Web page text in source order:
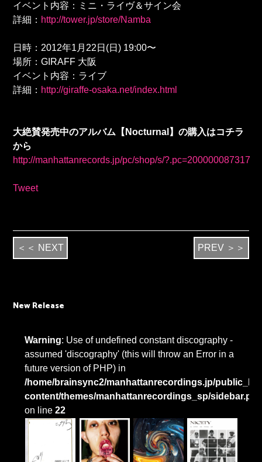
イベント内容：ミニ・ライヴ＆サイン会
詳細： http://tower.jp/store/Namba
日時：2012年1月22日(日) 19:00〜
場所：GIRAFF 大阪
イベント内容：ライブ
詳細： http://giraffe-osaka.net/index.html
大絶賛発売中のアルバム【Nocturnal】の購入はコチラ
から
http://manhattanrecords.jp/pc/shop/s/?.pc=200000087317
Tweet
＜＜ NEXT PREV ＞＞
New Release
Warning: Use of undefined constant discography -
assumed 'discography' (this will throw an Error in a
future version of PHP) in
/home/brainsync2/manhattanrecordings.jp/
content/themes/manhattanrecordings_sp/
on line22